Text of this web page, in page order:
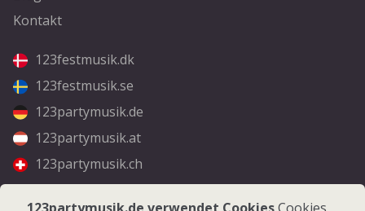
Kontakt
123festmusik.dk
123festmusik.se
123partymusik.de
123partymusik.at
123partymusik.ch
Folgen Sie uns